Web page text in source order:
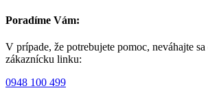
Poradíme Vám:
V prípade, že potrebujete pomoc, neváhajte
zákaznícku linku:
0948 100 499